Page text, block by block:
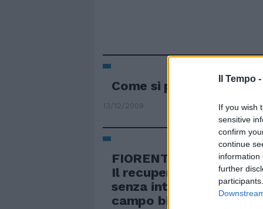
Il Tempo -
If you wish
sensitive
confirm
continue
information
further
Come si procede per il
13/12/2009
FIORENTINA Mutu
Il recupero di Adrian
senza intoppi, ma
campo bisognerà